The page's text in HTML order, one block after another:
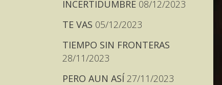
INCERTIDUMBRE 08/12/2023
TE VAS 05/12/2023
TIEMPO SIN FRONTERAS
28/11/2023
PERO AUN ASÍ 27/11/2023